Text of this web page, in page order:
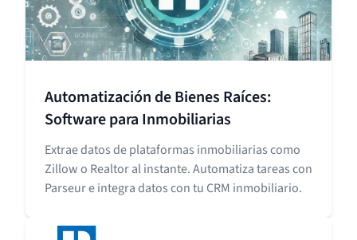
Automatización de Bienes Raíces:
Software para Inmobiliarias
Extrae datos de plataformas inmobiliarias como
Zillow o Realtor al instante. Automatiza tareas con
Parseur e integra datos con tu CRM inmobiliario.